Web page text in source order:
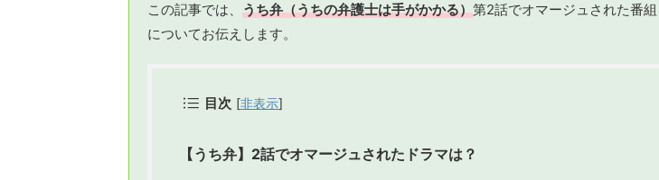
この記事では、 うち弁（うちの弁護士は手がかかる）第2話でオマージュされた番
についてお伝えします。
目次 [非表示]
【うち弁】2話でオマージュされたドラマは？